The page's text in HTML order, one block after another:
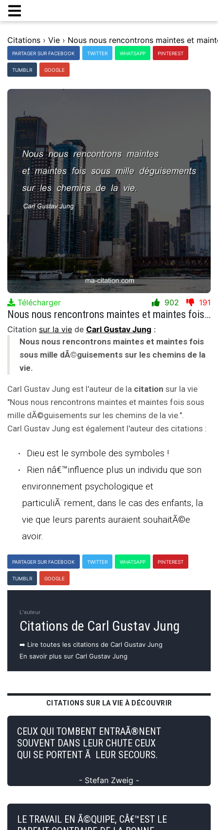
Citations › Vie ›
PARTAGER SUR FACEBOOK TWITTER WHATSAPP PINTEREST
TUMBLR GOOGLE
Télécharger 902 191
Nous nous rencontrons maintes et maintes fois sous mille dÃ©guisements sur les chemins de la vie.
Citation sur la vie de Carl Gustav Jung :
Nous nous rencontrons maintes et maintes fois
sous mille dÃ©guisements sur les chemins de la
vie.
Carl Gustav Jung est l'auteur de la citation sur la vie
"Nous nous rencontrons maintes et maintes fois sous
mille dÃ©guisements sur les chemins de la vie.".
Carl Gustav Jung est également l'auteur des citations :
Dieu est le symbole des symboles !
Rien nâ€™influence plus un individu que son
environnement psychologique et
particuliÃ¨rement, dans le cas des enfants, la
vie que leurs parents auraient souhaitÃ©e
avoir.
PARTAGER SUR FACEBOOK TWITTER WHATSAPP PINTEREST
TUMBLR GOOGLE
L'auteur
Citations de Carl Gustav Jung
➡️ Lire toutes les citations de Carl Gustav Jung
En savoir plus sur Carl Gustav Jung
CITATIONS SUR LA VIE À DÉCOUVRIR
CEUX QUI TOMBENT ENTRAÃ®NENT
SOUVENT DANS LEUR CHUTE CEUX
QUI SE PORTENT Ã LEUR SECOURS.
- Stefan Zweig -
LE TRAVAIL EN Ã©QUIPE, CÂ€™EST LE